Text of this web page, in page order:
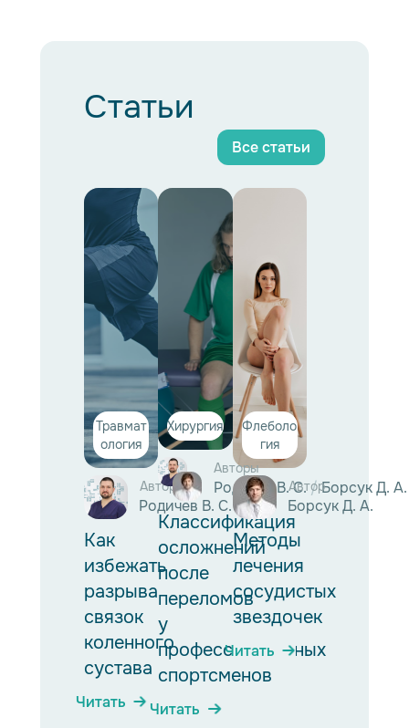
Статьи
Все статьи
Травмат
ология
Автор
Родичев В. С.
Как
избежать
разрыва
связок
коленного
сустава
Читать
Хирургия
Авторы
Родичев В. С./Борсук Д. А.
Классификация
осложнений
после
переломов
у
профессиональных
спортсменов
Читать
Флеболо
гия
Автор
Борсук Д. А.
Методы
лечения
сосудистых
звездочек
Читать